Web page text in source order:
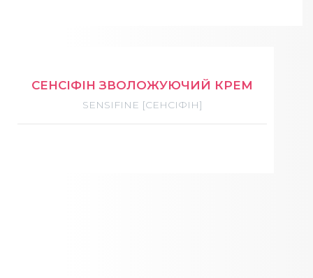
СЕНСІФІН ЗВОЛОЖУЮЧИЙ КРЕМ
SENSIFINE [СЕНСІФІН]